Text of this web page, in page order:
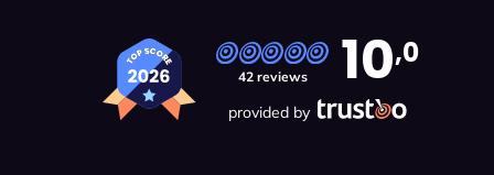
42 reviews 10,0
provided by